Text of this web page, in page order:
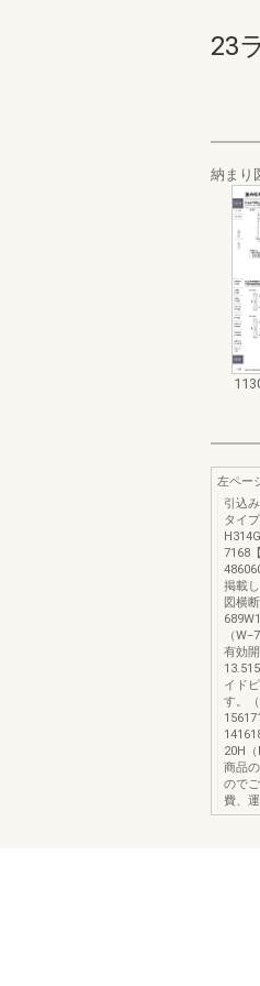
23
納まり
左ペー
引込
タイ
7168
掲載
図横
（
有効
イド
す。
20H
商品
ので
費、